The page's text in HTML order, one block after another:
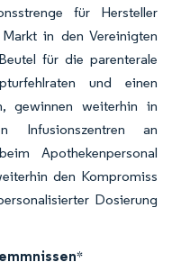
für Hersteller
in den Vereinigten
für die parenterale
und einen
gewinnen weiterhin in
Infusionszentren an
Apothekenpersonal
den Kompromiss
Dosierung
*